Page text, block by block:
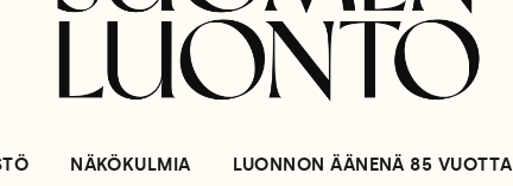
NÄKÖKULMIA LUONNON ÄÄNENÄ 85 VUOTTA